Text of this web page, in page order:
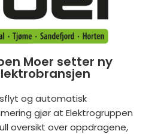
Moer setter ny
og automatisk
gjør at Elektrogruppen
oversikt over oppdragene,